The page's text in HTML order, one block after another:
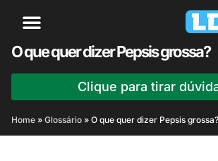
O que quer dizer Pepsis grossa?
Clique para tirar
Home » Glossário » O que quer dizer Pepsis grossa?